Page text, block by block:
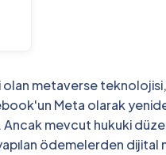
olan metaverse
Meta olarak
mevcut hukuki
ödemelerden